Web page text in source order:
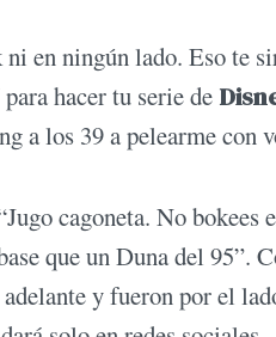
en ningún lado. Eso te
hacer tu serie de
a los 39 a pelearme con
cagoneta. No bokees
que un Duna del 95”.
y fueron por el